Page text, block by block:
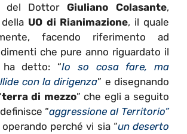
del DottorGiuliano Colasante,
UO di Rianimazione, il quale
facendo riferimento ad
che pure anno riguardato il
detto: “Io so cosa fare, ma
con la dirigenza” e disegnando
terra di mezzo” che egli a seguito
“aggressione al Territorio”
perché vi sia “un deserto